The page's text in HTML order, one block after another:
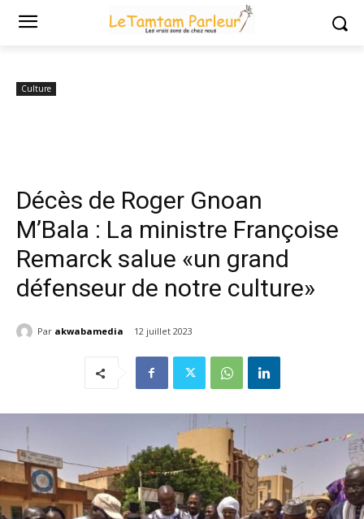
Accueil
Décès de Roger Gnoan M’Bala : La ministre Françoise
Culture
Décès de Roger Gnoan
M’Bala : La ministre Françoise
Remarck salue «un grand
défenseur de notre culture»
Par akwabamedia 12 juillet 2023